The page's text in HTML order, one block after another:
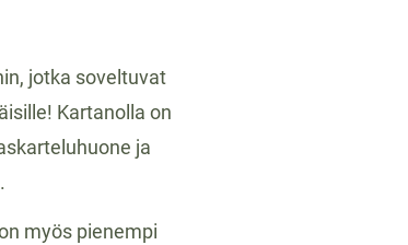
jotka soveltuvat
Kartanolla on
ja
myös pienempi